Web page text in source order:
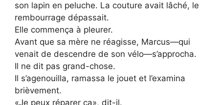
son lapin en peluche. La couture avait lâché, le
rembourrage dépassait.
Elle commença à pleurer.
Avant que sa mère ne réagisse, Marcus—qui
venait de descendre de son vélo—s’approcha.
Il ne dit pas grand-chose.
Il s’agenouilla, ramassa le jouet et l’examina
brièvement.
«Je peux réparer ça», dit-il.